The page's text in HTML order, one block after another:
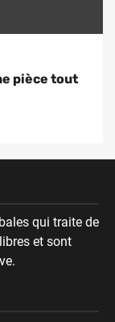
pièce tout
qui traite de
et sont